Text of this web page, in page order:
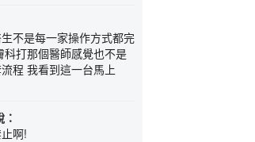
不是每一家操作方式都完
科打那個醫師感覺也不是
程 我看到這一台馬上
啊!